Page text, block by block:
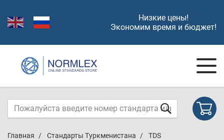
Низкие цены!
Экономим время и бюджет!
Главная Стандарты Туркменистана
TDS